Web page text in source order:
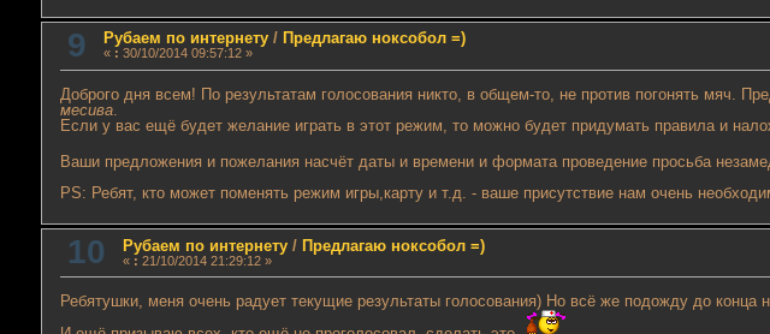
9 Рубаем по интернету/ Предлагаю ноксобол =)
« : 30/10/2014 09:57:12 »
Доброго дня всем! По результатам голосования никто, в общем-то, не против погонять мяч.
месива
Если у вас ещё будет желание играть в этот режим, то можно будет придумать правила и
Ваши предложения и пожелания насчёт даты и времени и формата проведение просьба
PS: Ребят, кто может поменять режим игры,карту и т.д. - ваше присутствие нам очень
10 Рубаем по интернету/ Предлагаю ноксобол =)
« : 21/10/2014 21:29:12 »
Ребятушки, меня очень радует текущие результаты голосования) Но всё же подожду до конца